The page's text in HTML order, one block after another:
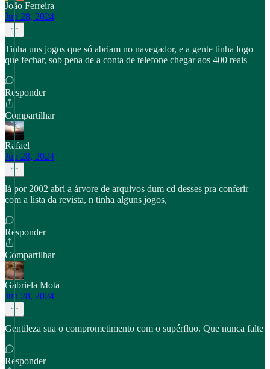
João Ferreira
Jun 28, 2024
Tinha uns jogos que só abriam no navegador, e a gente tinha logo
que fechar, sob pena de a conta de telefone chegar aos 400 reais
Responder
Compartilhar
Rafael
Jun 28, 2024
lá por 2002 abri a árvore de arquivos dum cd desses pra conferir
com a lista da revista, n tinha alguns jogos,
Responder
Compartilhar
Gabriela Mota
Jun 28, 2024
Gentileza sua o comprometimento com o supérfluo. Que nunca falte
Responder